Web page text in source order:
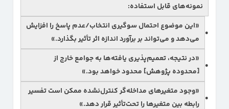
نمونه‌های قابل استفاده:
«این موضوع احتمال سوگیری انتخاب/عدم پاسخرا افزایش
می‌دهد و می‌تواند بر برآورد اندازه اثر تأثیر بگذارد.»
«در نتیجه،تعمیم‌پذیری یافته‌ها به جوامع خارج از
[محدوده پژوهش] محدود خواهد بود.»
«وجودمتغیرهای مداخله‌گر کنترل‌نشده ممکن است تفسیر
رابطه بین متغیرها را تحت‌تأثیر قرار دهد.»